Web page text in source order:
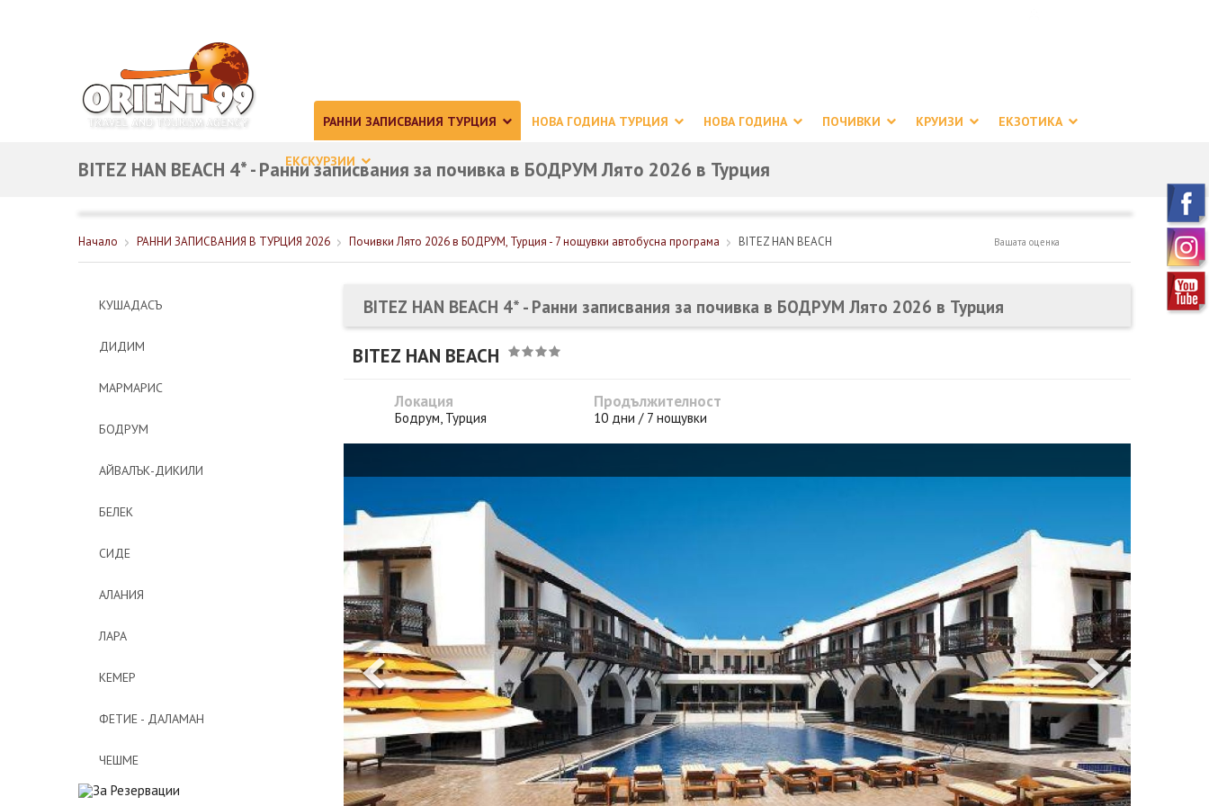
РАННИ ЗАПИСВАНИЯ ТУРЦИЯ НОВА ГОДИНА ТУРЦИЯ НОВА ГОДИНА ПОЧИВКИ КРУИЗИ ЕКЗОТИКА
ЕКСКУРЗИИ
BITEZ HAN BEACH 4* - Ранни записвания за почивка в БОДРУМ Лято 2026 в Турция
Начало РАННИ ЗАПИСВАНИЯ В ТУРЦИЯ 2026 Почивки Лято 2026 в БОДРУМ, Турция - 7 нощувки автобусна програма BITEZ HAN BEACH Вашата оценка
КУШАДАСЪ
ДИДИМ
МАРМАРИС
БОДРУМ
АЙВАЛЪК-ДИКИЛИ
БЕЛЕК
СИДЕ
АЛАНИЯ
ЛАРА
КЕМЕР
ФЕТИЕ - ДАЛАМАН
ЧЕШМЕ
BITEZ HAN BEACH 4* - Ранни записвания за почивка в БОДРУМ Лято 2026 в Турция
BITEZ HAN BEACH
Локация
Бодрум, Турция
Продължителност
10 дни / 7 нощувки